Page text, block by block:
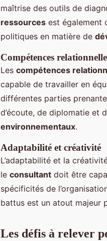
maîtrise des outils de
ressources est également
politiques en matière de
Compétences
Les compétences
capable de travailler en
différentes parties
d’écoute, de diplomatie et
environnementaux.
Adaptabilité et créativité
L’adaptabilité et la
le consultant doit être
spécificités de
battus est un atout majeur
Les défis à relever